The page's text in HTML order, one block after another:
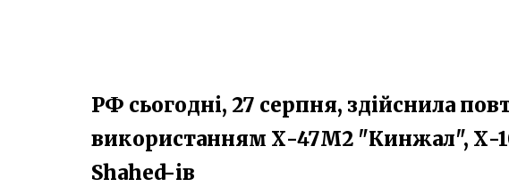
РФ сьогодні, 27 серпня, здійснила
використанням Х-47М2 "Кинжал", Х-
Shahed-ів